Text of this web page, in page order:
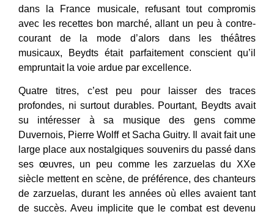
dans la France musicale, refusant tout compromis
avec les recettes bon marché, allant un peu à contre-
courant de la mode d’alors dans les théâtres
musicaux, Beydts était parfaitement conscient qu’il
empruntait la voie ardue par excellence.
Quatre titres, c’est peu pour laisser des traces
profondes, ni surtout durables. Pourtant, Beydts avait
su intéresser à sa musique des gens comme
Duvernois, Pierre Wolff et Sacha Guitry. Il avait fait une
large place aux nostalgiques souvenirs du passé dans
ses œuvres, un peu comme les zarzuelas du XXe
siècle mettent en scène, de préférence, des chanteurs
de zarzuelas, durant les années où elles avaient tant
de succès. Aveu implicite que le combat est devenu